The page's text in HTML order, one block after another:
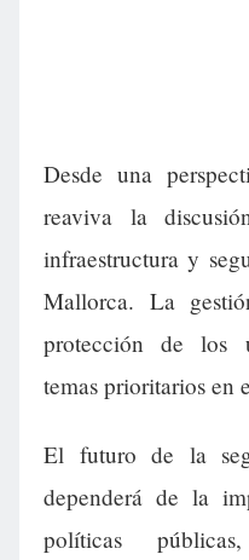
Desde una
reaviva la
infraestructura y
Mallorca. La
protección de los
temas prioritarios en
El futuro de la
dependerá de la
políticas